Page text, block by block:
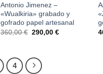
Antonio Jimenez –
«Wualkiria» grabado y
gofrado papel artesanal
360,00€ El
360,00 €.
290,00€El
4